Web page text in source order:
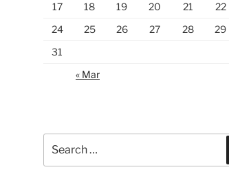
17
18 19 20 21 22
24
25 26 27 28 29
31
« Mar
for: